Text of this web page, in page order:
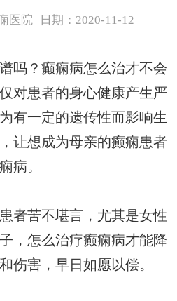
医院 日期：2020-11-12
？癫痫病怎么治才不会
对患者的身心健康产生严
有一定的遗传性而影响生
让想成为母亲的癫痫患者
病。
者苦不堪言，尤其是女性
，怎么治疗癫痫病才能降
伤害，早日如愿以偿。